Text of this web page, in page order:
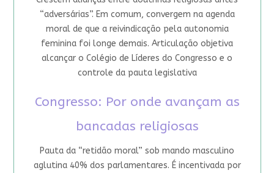
“adversárias”. Em comum, convergem na agenda
moral de que a reivindicação pela autonomia
feminina foi longe demais. Articulação objetiva
alcançar o Colégio de Líderes do Congresso e o
controle da pauta legislativa
Congresso: Por onde avançam as
bancadas religiosas
Pauta da “retidão moral” sob mando masculino
aglutina 40% dos parlamentares. É incentivada por